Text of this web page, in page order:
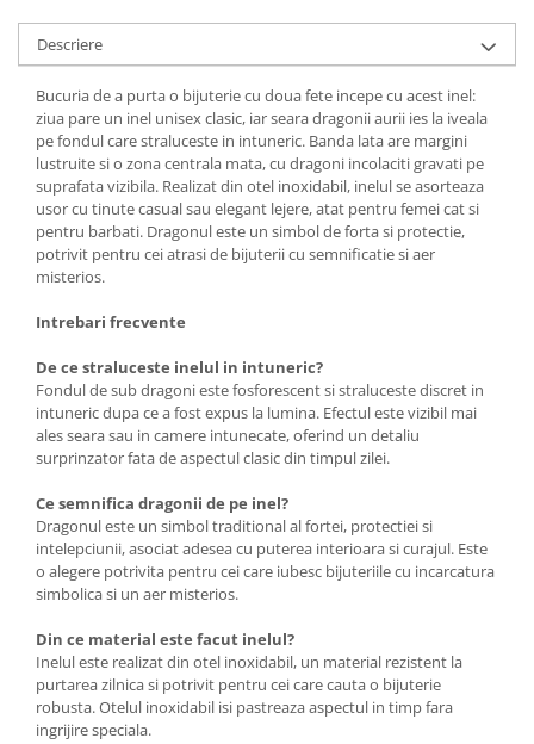
Descriere
Bucuria de a purta o bijuterie cu doua fete incepe cu acest inel:
ziua pare un inel unisex clasic, iar seara dragonii aurii ies la iveala
pe fondul care straluceste in intuneric. Banda lata are margini
lustruite si o zona centrala mata, cu dragoni incolaciti gravati pe
suprafata vizibila. Realizat din otel inoxidabil, inelul se asorteaza
usor cu tinute casual sau elegant lejere, atat pentru femei cat si
pentru barbati. Dragonul este un simbol de forta si protectie,
potrivit pentru cei atrasi de bijuterii cu semnificatie si aer
misterios.
Intrebari frecvente
De ce straluceste inelul in intuneric?
Fondul de sub dragoni este fosforescent si straluceste discret in
intuneric dupa ce a fost expus la lumina. Efectul este vizibil mai
ales seara sau in camere intunecate, oferind un detaliu
surprinzator fata de aspectul clasic din timpul zilei.
Ce semnifica dragonii de pe inel?
Dragonul este un simbol traditional al fortei, protectiei si
intelepciunii, asociat adesea cu puterea interioara si curajul. Este
o alegere potrivita pentru cei care iubesc bijuteriile cu incarcatura
simbolica si un aer misterios.
Din ce material este facut inelul?
Inelul este realizat din otel inoxidabil, un material rezistent la
purtarea zilnica si potrivit pentru cei care cauta o bijuterie
robusta. Otelul inoxidabil isi pastreaza aspectul in timp fara
ingrijire speciala.